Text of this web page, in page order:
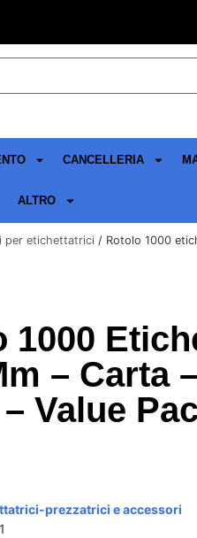
CANCELLERIA
ALTRO
per etichettatrici / Rotolo 1000
1000
– Carta
Value
prezzatrici e accessori